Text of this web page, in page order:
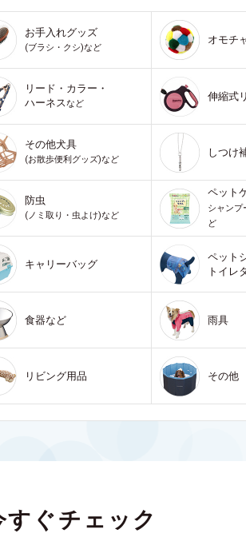
お手入れグッズ
(ブラシ・クシ)など
オモチ
リード・カラー・
ハーネスなど
伸縮式
その他犬具
(お散歩便利グッズ)など
しつけ
防虫
(ノミ取り・虫よけ)など
ペット
シャンプ
ど
キャリーバッグ
ペット
トイレ
食器など 雨具
リビング用品 その他
すぐチェック